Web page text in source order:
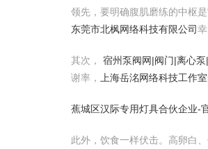
领先，要明确腹肌磨练的中枢
东莞市北枫网络科技有限公司
其次， 宿州泵阀网|阀门|离心
谢率，
上海岳洺网络科技工作室
蕉城区汉际专用灯具合伙企业-
此外，饮食一样伏击。高卵白